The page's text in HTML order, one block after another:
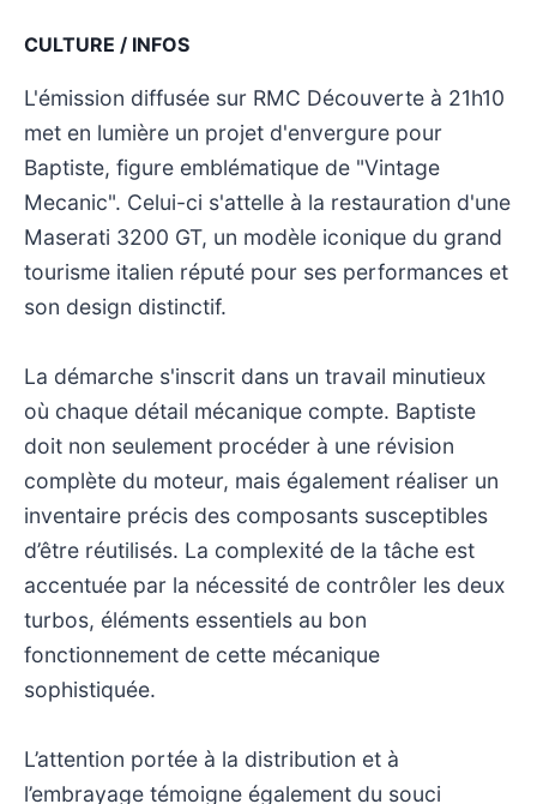
CULTURE / INFOS
L'émission diffusée sur RMC Découverte à 21h10
met en lumière un projet d'envergure pour
Baptiste, figure emblématique de "Vintage
Mecanic". Celui-ci s'attelle à la restauration d'une
Maserati 3200 GT, un modèle iconique du grand
tourisme italien réputé pour ses performances et
son design distinctif.
La démarche s'inscrit dans un travail minutieux
où chaque détail mécanique compte. Baptiste
doit non seulement procéder à une révision
complète du moteur, mais également réaliser un
inventaire précis des composants susceptibles
d’être réutilisés. La complexité de la tâche est
accentuée par la nécessité de contrôler les deux
turbos, éléments essentiels au bon
fonctionnement de cette mécanique
sophistiquée.
L’attention portée à la distribution et à
l’embrayage témoigne également du souci